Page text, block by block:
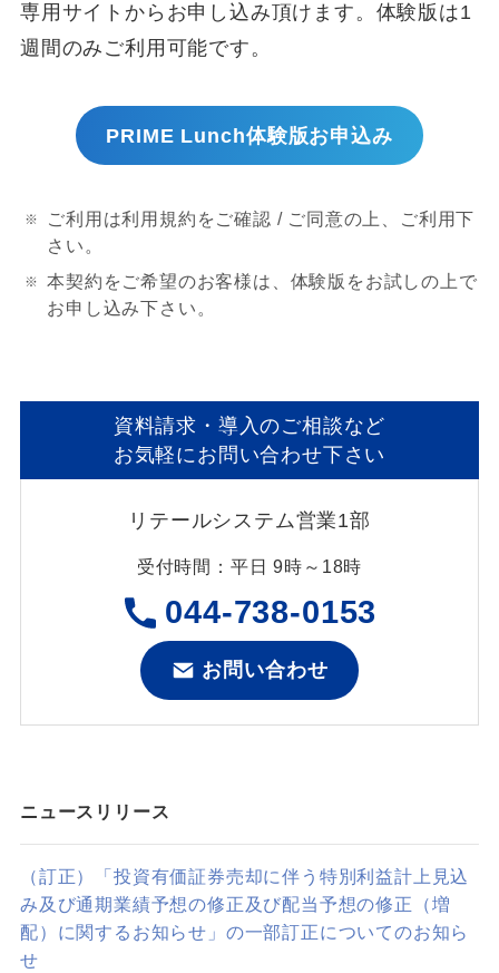
専用サイトからお申し込み頂けます。体験版は1
週間のみご利用可能です。
PRIME Lunch体験版お申込み
ご利用は利用規約をご確認 / ご同意の上、ご利用下
さい。
本契約をご希望のお客様は、体験版をお試しの上で
お申し込み下さい。
資料請求・導入のご相談など
お気軽にお問い合わせ下さい
リテールシステム営業1部
受付時間：平日 9時～18時
044-738-0153
お問い合わせ
ニュースリリース
（訂正）「投資有価証券売却に伴う特別利益計上見込
み及び通期業績予想の修正及び配当予想の修正（増
配）に関するお知らせ」の一部訂正についてのお知ら
せ